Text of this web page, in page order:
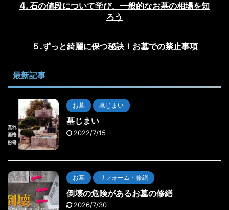
石の値段について学び、一般的なお墓の相場を知
ろう
５.ずっと綺麗に保つ秘訣！お墓での禁止事項
最新記事
お墓 墓じまい
墓じまい
2022/7/15
お墓 リフォーム・修繕
倒壊の危険があるお墓の修繕
2026/7/30